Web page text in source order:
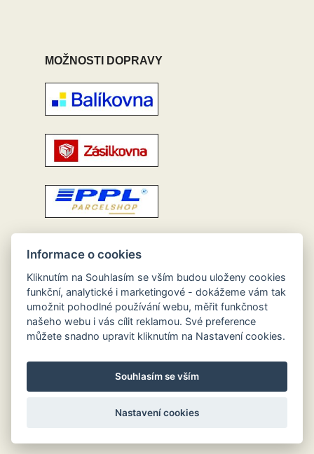
MOŽNOSTI DOPRAVY
Informace o cookies
Kliknutím na Souhlasím se vším budou uloženy cookies
funkční, analytické i marketingové - dokážeme vám tak
umožnit pohodlné používání webu, měřit funkčnost
našeho webu i vás cílit reklamou. Své preference
můžete snadno upravit kliknutím na Nastavení cookies.
Souhlasím se vším
Nastavení cookies